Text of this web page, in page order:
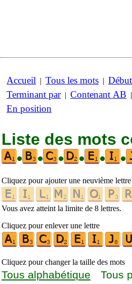
Accueil | Tous les mots |
Terminant par| Contenant AB |
En position
Liste des mots
•
• • • • •
Cliquez pour ajouter une neuvième lettre
Vous avez atteint la limite de 8 lettres.
Cliquez pour enlever une lettre
Cliquez pour changer la taille des mots
Tous alphabétique Tous